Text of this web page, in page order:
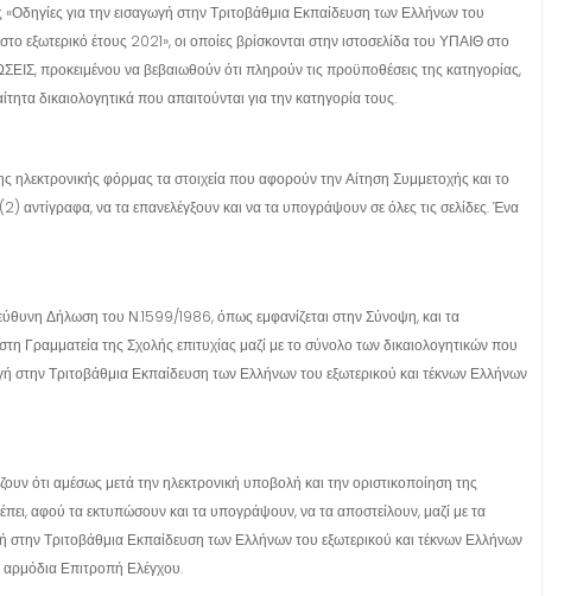
για την εισαγωγή στην Τριτοβάθμια Εκπαίδευση των Ελλήνων του
έτους 2021», οι οποίες βρίσκονται στην ιστοσελίδα του ΥΠΑΙΘ στο
να βεβαιωθούν ότι πληρούν τις προϋποθέσεις της κατηγορίας,
δικαιολογητικά που απαιτούνται για την κατηγορία τους.
φόρμας τα στοιχεία που αφορούν την Αίτηση Συμμετοχής και το
να τα επανελέγξουν και να τα υπογράψουν σε όλες τις σελίδες. Ένα
Δήλωση του Ν.1599/1986, όπως εμφανίζεται στην Σύνοψη, και τα
της Σχολής επιτυχίας μαζί με το σύνολο των δικαιολογητικών που
στην Τριτοβάθμια Εκπαίδευση των Ελλήνων του εξωτερικού και τέκνων Ελλήνων
ότι αμέσως μετά την ηλεκτρονική υποβολή και την οριστικοποίηση της
αφού τα εκτυπώσουν και τα υπογράψουν, να τα αποστείλουν, μαζί με τα
Τριτοβάθμια Εκπαίδευση των Ελλήνων του εξωτερικού και τέκνων Ελλήνων
Επιτροπή Ελέγχου.